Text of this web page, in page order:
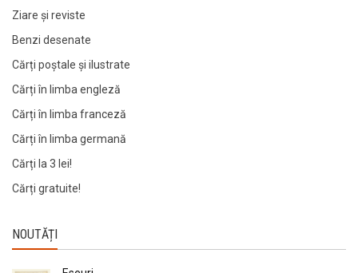
Ziare şi reviste
Benzi desenate
Cărți poștale și ilustrate
Cărți în limba engleză
Cărți în limba franceză
Cărți în limba germană
Cărți la 3 lei!
Cărți gratuite!
NOUTĂȚI